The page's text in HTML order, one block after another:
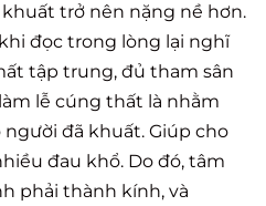
trở nên nặng nề hơn.
đọc trong lòng lại nghĩ
tập trung, đủ tham sân
lễ cúng thất là nhằm
đã khuất. Giúp cho
đau khổ. Do đó, tâm
phải thành kính, và